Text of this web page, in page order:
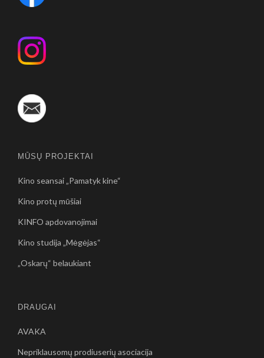
MŪSŲ PROJEKTAI
Kino seansai „Pamatyk kine“
Kino protų mūšiai
KINFO apdovanojimai
Kino studija „Mėgėjas“
„Oskarų“ belaukiant
DRAUGAI
AVAKA
Nepriklausomų prodiuserių asociacija